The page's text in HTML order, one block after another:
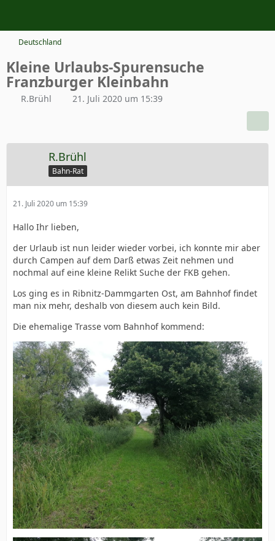
Deutschland
Kleine Urlaubs-Spurensuche
Franzburger Kleinbahn
R.Brühl 21. Juli 2020 um 15:39
R.Brühl
Bahn-Rat
21. Juli 2020 um 15:39
Hallo Ihr lieben,
der Urlaub ist nun leider wieder vorbei, ich konnte mir aber
durch Campen auf dem Darß etwas Zeit nehmen und
nochmal auf eine kleine Relikt Suche der FKB gehen.
Los ging es in Ribnitz-Dammgarten Ost, am Bahnhof findet
man nix mehr, deshalb von diesem auch kein Bild.
Die ehemalige Trasse vom Bahnhof kommend: